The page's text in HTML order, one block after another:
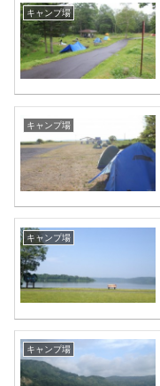
キャンプ場
キャンプ場
キャンプ場
キャンプ場